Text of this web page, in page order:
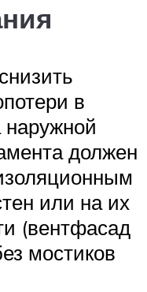
в
наружной
должен
или на их
(вентфасад
мостиков